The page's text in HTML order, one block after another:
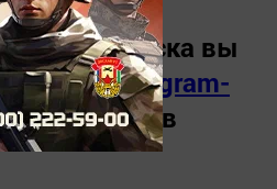
вы
нашемTelegram-
нас в